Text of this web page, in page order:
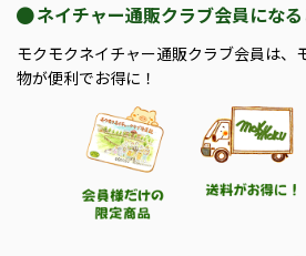
ネイチャー通販クラブ会員になる
モクモクネイチャー通販クラブ会員は、
物が便利でお得に！